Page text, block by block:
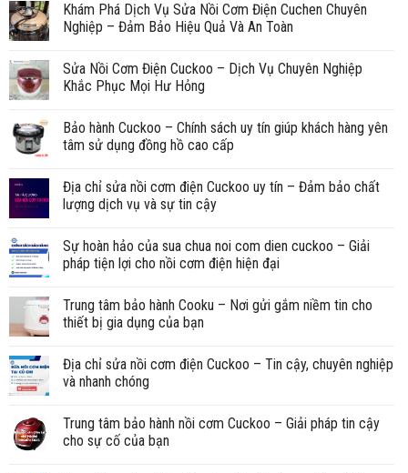
Khám Phá Dịch Vụ Sửa Nồi Cơm Điện Cuchen Chuyên
Nghiệp – Đảm Bảo Hiệu Quả Và An Toàn
Sửa Nồi Cơm Điện Cuckoo – Dịch Vụ Chuyên Nghiệp
Khắc Phục Mọi Hư Hỏng
Bảo hành Cuckoo – Chính sách uy tín giúp khách hàng yên
tâm sử dụng đồng hồ cao cấp
Địa chỉ sửa nồi cơm điện Cuckoo uy tín – Đảm bảo chất
lượng dịch vụ và sự tin cậy
Sự hoàn hảo của sua chua noi com dien cuckoo – Giải
pháp tiện lợi cho nồi cơm điện hiện đại
Trung tâm bảo hành Cooku – Nơi gửi gắm niềm tin cho
thiết bị gia dụng của bạn
Địa chỉ sửa nồi cơm điện Cuckoo – Tin cậy, chuyên nghiệp
và nhanh chóng
Trung tâm bảo hành nồi cơm Cuckoo – Giải pháp tin cậy
cho sự cố của bạn